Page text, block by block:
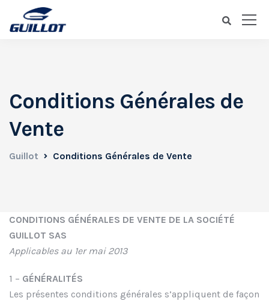
Conditions Générales de
Vente
Guillot Conditions Générales de Vente
CONDITIONS GÉNÉRALES DE VENTE DE LA SOCIÉTÉ
GUILLOT SAS
Applicables au 1er mai 2013
1 – GÉNÉRALITÉS
Les présentes conditions générales s’appliquent de façon